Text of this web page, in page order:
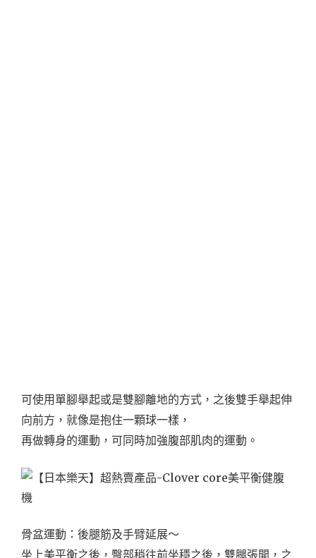
可使用單腳舉起或是雙腳離地的方式，之後雙手舉起伸
向前方，就像是抱住一顆球一樣，
再做轉身的運動，可同時加強腹部肌肉的運動。
骨盆運動：後腿筋及手臂延展～
坐上美平衡之後，臀部稍往前坐穩之後，雙腿張開，之